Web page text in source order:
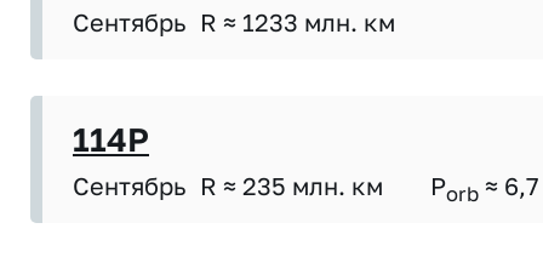
Сентябрь R ≈ 1233 млн. км
114P
Сентябрь R ≈ 235 млн. км Porb ≈ 6,7